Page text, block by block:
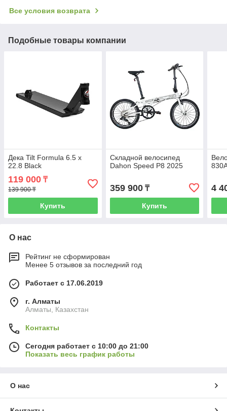
Все условия возврата
Подобные товары компании
Дека Tilt Formula 6.5 x
22.8 Black
119 000 ₸
139 900 ₸
Купить
Складной велосипед
Dahon Speed P8 2025
359 900₸
Купить
4
О нас
Рейтинг не сформирован
Менее 5 отзывов за последний год
Работает с 17.06.2019
г. Алматы
Алматы, Казахстан
Контакты
Сегодня работает с 10:00 до 21:00
Показать весь график работы
О нас